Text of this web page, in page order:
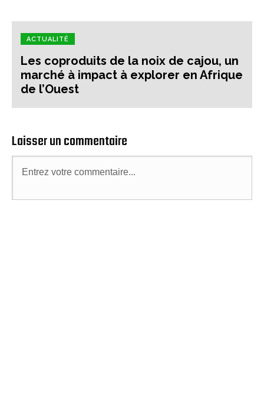
ACTUALITÉ
Les coproduits de la noix de cajou, un
marché à impact à explorer en Afrique
de l’Ouest
Laisser un commentaire